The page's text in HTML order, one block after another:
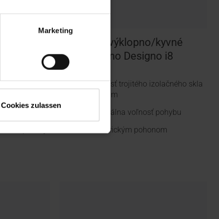
Marketing
Cookies zulassen
Designo
s funkciou
Elektrické výklopno/kyvné
strešné okno Designo i8
Možnosť trojitého izolačného skla
Premium
Maximálna voľnosť pohybu
S elektrickým pohonom